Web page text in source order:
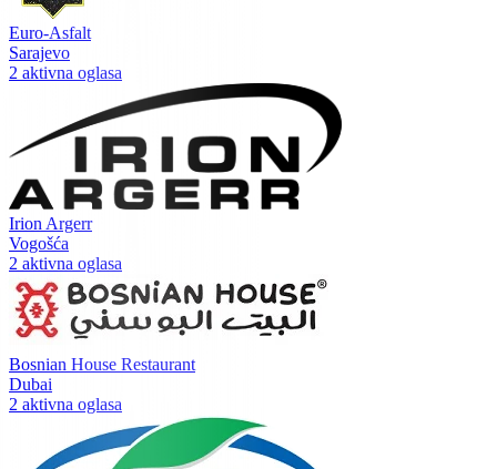
Euro-Asfalt
Sarajevo
2 aktivna oglasa
Irion Argerr
Vogošća
2 aktivna oglasa
Bosnian House Restaurant
Dubai
2 aktivna oglasa